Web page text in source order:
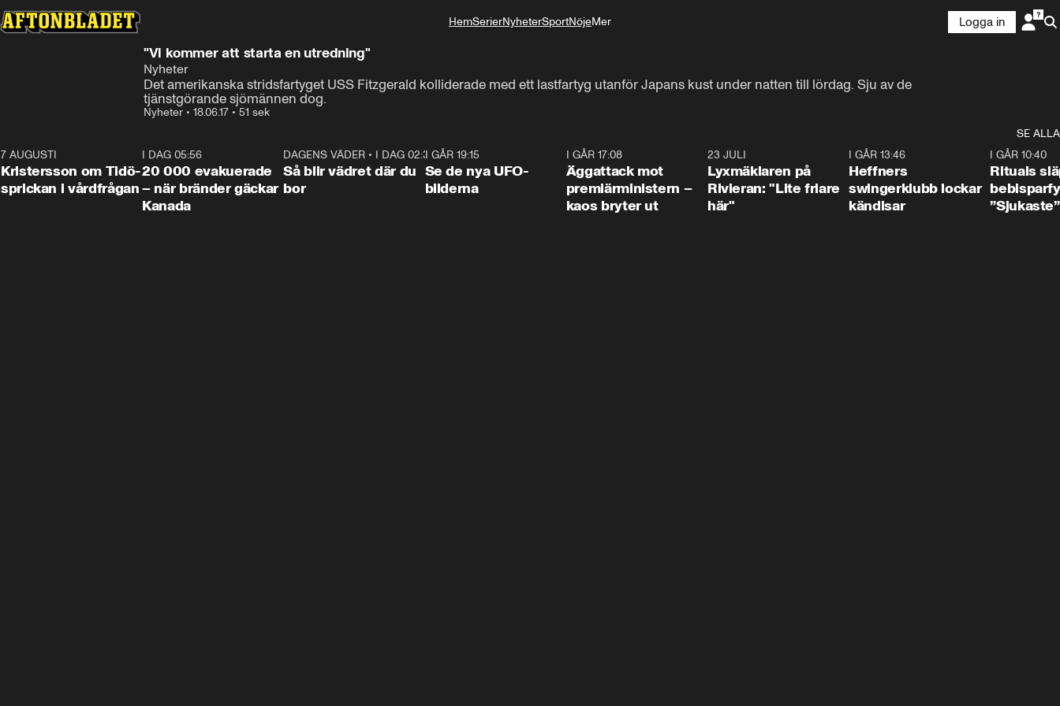
HemSerierNyheterSportNöjeMer
Logga in
"Vi kommer att starta en utredning"
Nyheter
Det amerikanska stridsfartyget USS Fitzgerald kolliderade med ett lastfartyg utanför Japans kust under natten till lördag. Sju av de
tjänstgörande sjömännen dog.
Nyheter • 18.06.17 • 51 sek
SE ALLA
7 AUGUSTI
Kristersson om Tidö-
sprickan i vårdfrågan
I DAG 05:56
20 000 evakuerade
– när bränder gäckar
Kanada
1:06
DAGENS VÄDER • I DAG 02:30
Så blir vädret där du
bor
I GÅR 19:15
Se de nya UFO-
bilderna
I GÅR 17:08
Äggattack mot
premiärministern –
kaos bryter ut
23 JULI
Lyxmäklaren på
Rivieran: "Lite friare
här"
I GÅR 13:46
Heffners
swingerklubb lockar
kändisar
I GÅR 10:40
Rituals
”Sjukaste”